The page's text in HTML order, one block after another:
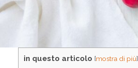
in questo articolo [mostra di più]